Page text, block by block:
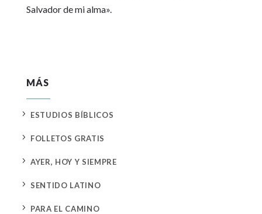
Salvador de mi alma».
MÁS
5 ESTUDIOS BÍBLICOS
5 FOLLETOS GRATIS
5 AYER, HOY Y SIEMPRE
5 SENTIDO LATINO
5 PARA EL CAMINO